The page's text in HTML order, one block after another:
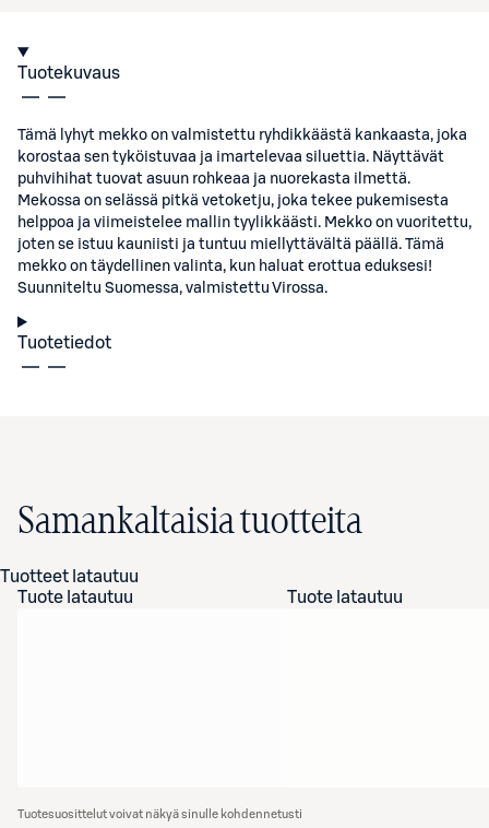
Tuotekuvaus
Tämä lyhyt mekko on valmistettu ryhdikkäästä kankaasta, joka
korostaa sen tyköistuvaa ja imartelevaa siluettia. Näyttävät
puhvihihat tuovat asuun rohkeaa ja nuorekasta ilmettä.
Mekossa on selässä pitkä vetoketju, joka tekee pukemisesta
helppoa ja viimeistelee mallin tyylikkäästi. Mekko on vuoritettu,
joten se istuu kauniisti ja tuntuu miellyttävältä päällä. Tämä
mekko on täydellinen valinta, kun haluat erottua eduksesi!
Suunniteltu Suomessa, valmistettu Virossa.
Tuotetiedot
Samankaltaisia tuotteita
Tuotteet latautuu
Tuote latautuu
Tuote latautuu
Tuotesuosittelut voivat näkyä sinulle kohdennetusti